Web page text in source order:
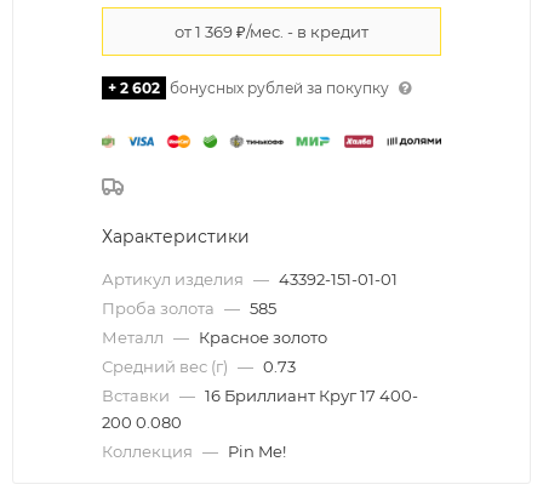
+ 2 602 бонусных рублей за покупку
Характеристики
Артикул изделия — 43392-151-01-01
Проба золота — 585
Металл — Красное золото
Средний вес (г) — 0.73
Вставки — 16 Бриллиант Круг 17 400-
200 0.080
Коллекция — Pin Me!